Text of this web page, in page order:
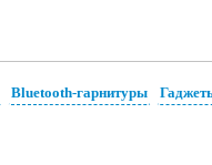
Bluetooth-гарнитуры